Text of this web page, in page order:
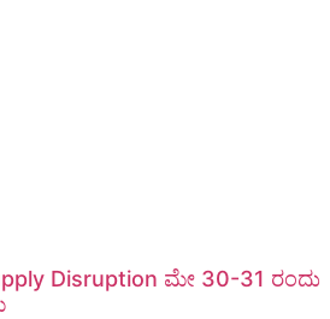
Disruption ಮೇ 30-31 ರಂದು